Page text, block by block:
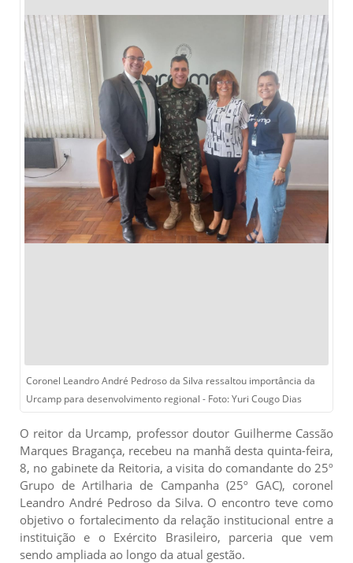
Coronel Leandro André Pedroso da Silva ressaltou importância da
Urcamp para desenvolvimento regional - Foto: Yuri Cougo Dias
O reitor da Urcamp, professor doutor Guilherme Cassão
Marques Bragança, recebeu na manhã desta quinta-feira,
8, no gabinete da Reitoria, a visita do comandante do 25º
Grupo de Artilharia de Campanha (25º GAC), coronel
Leandro André Pedroso da Silva. O encontro teve como
objetivo o fortalecimento da relação institucional entre a
instituição e o Exército Brasileiro, parceria que vem
sendo ampliada ao longo da atual gestão.